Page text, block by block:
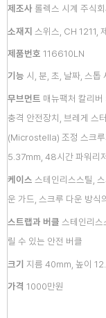
제조사롤렉스 시계 주식
소재지 스위스, CH 1211,
제품번호 116610LN
기능 시, 분, 초, 날짜, 스톱
무브먼트 매뉴팩처 칼리
충격 안전장치, 브레게 스
(Microstella) 조정 스크루
5.37mm, 48시간파워리
케이스 스테인리스스틸,
운 가드, 스크루 다운 방식
스트랩과 버클 스테인리스
릴 수 있는 안전 버클
크기 지름 40mm, 높이
가격 1000만원